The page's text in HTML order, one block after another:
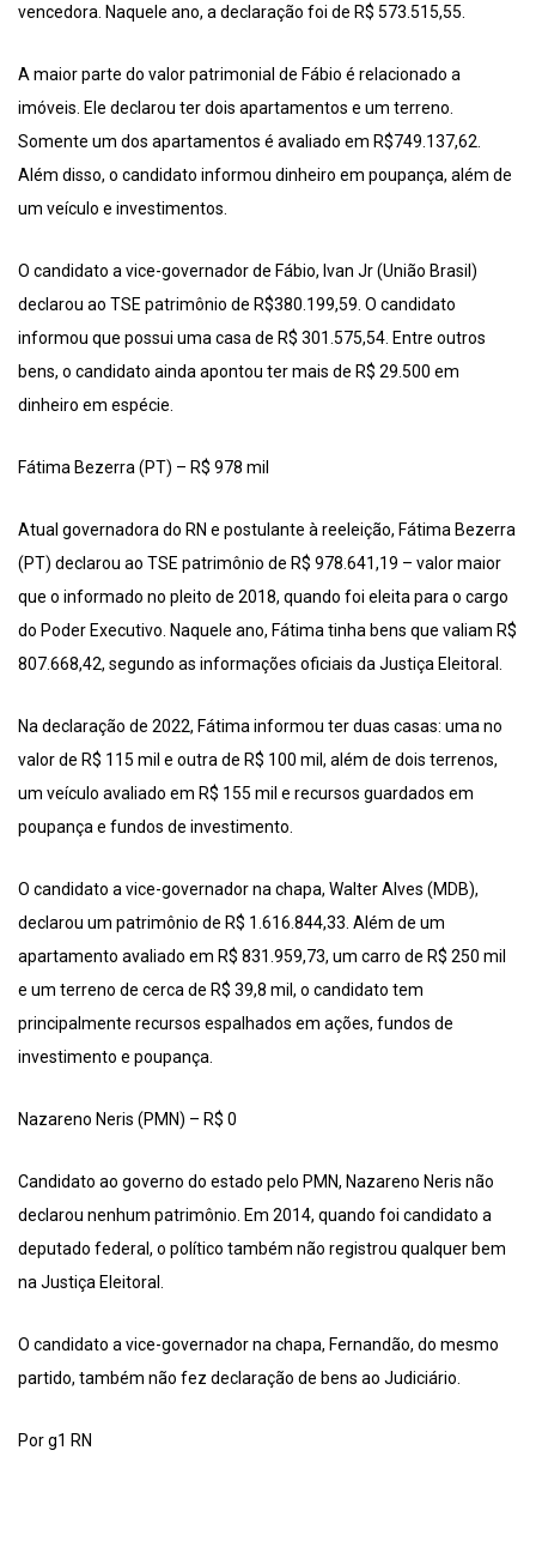
vencedora. Naquele ano, a declaração foi de R$ 573.515,55.
A maior parte do valor patrimonial de Fábio é relacionado a
imóveis. Ele declarou ter dois apartamentos e um terreno.
Somente um dos apartamentos é avaliado em R$749.137,62.
Além disso, o candidato informou dinheiro em poupança, além de
um veículo e investimentos.
O candidato a vice-governador de Fábio, Ivan Jr (União Brasil)
declarou ao TSE patrimônio de R$380.199,59. O candidato
informou que possui uma casa de R$ 301.575,54. Entre outros
bens, o candidato ainda apontou ter mais de R$ 29.500 em
dinheiro em espécie.
Fátima Bezerra (PT) – R$ 978 mil
Atual governadora do RN e postulante à reeleição, Fátima Bezerra
(PT) declarou ao TSE patrimônio de R$ 978.641,19 – valor maior
que o informado no pleito de 2018, quando foi eleita para o cargo
do Poder Executivo. Naquele ano, Fátima tinha bens que valiam R$
807.668,42, segundo as informações oficiais da Justiça Eleitoral.
Na declaração de 2022, Fátima informou ter duas casas: uma no
valor de R$ 115 mil e outra de R$ 100 mil, além de dois terrenos,
um veículo avaliado em R$ 155 mil e recursos guardados em
poupança e fundos de investimento.
O candidato a vice-governador na chapa, Walter Alves (MDB),
declarou um patrimônio de R$ 1.616.844,33. Além de um
apartamento avaliado em R$ 831.959,73, um carro de R$ 250 mil
e um terreno de cerca de R$ 39,8 mil, o candidato tem
principalmente recursos espalhados em ações, fundos de
investimento e poupança.
Nazareno Neris (PMN) – R$ 0
Candidato ao governo do estado pelo PMN, Nazareno Neris não
declarou nenhum patrimônio. Em 2014, quando foi candidato a
deputado federal, o político também não registrou qualquer bem
na Justiça Eleitoral.
O candidato a vice-governador na chapa, Fernandão, do mesmo
partido, também não fez declaração de bens ao Judiciário.
Por g1 RN